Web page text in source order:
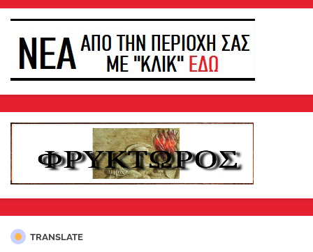
TRANSLATE